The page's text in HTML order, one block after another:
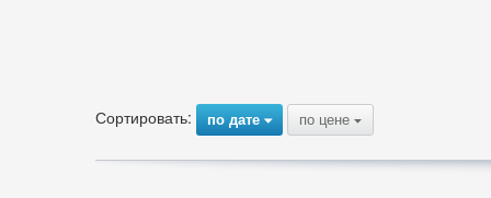
Сортировать: по дате{ по цене {